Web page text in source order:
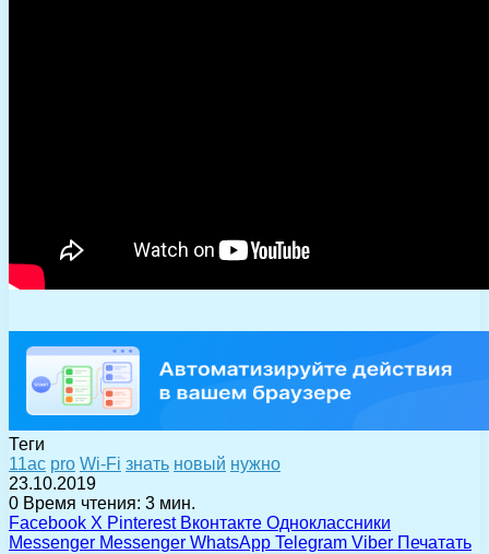
Теги
11ac pro Wi-Fi знать новый нужно
23.10.2019
0 Время чтения: 3 мин.
Facebook X Pinterest Вконтакте Одноклассники
Messenger Messenger WhatsApp Telegram Viber Печатать